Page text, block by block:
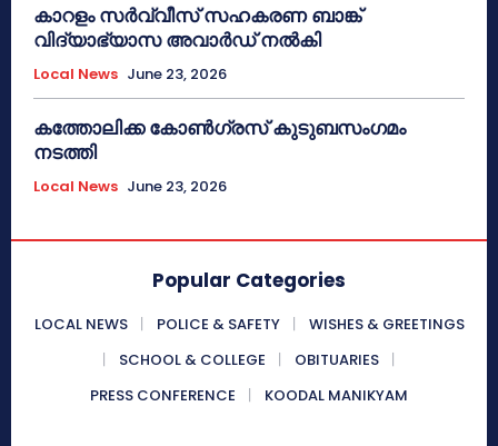
കാറളം സർവ്വീസ് സഹകരണ ബാങ്ക്
വിദ്യാഭ്യാസ അവാർഡ് നൽകി
Local News June 23, 2026
കത്തോലിക്ക കോൺഗ്രസ് കുടുബസംഗമം
നടത്തി
Local News June 23, 2026
Popular Categories
LOCAL NEWS POLICE & SAFETY
WISHES & GREETINGS
SCHOOL & COLLEGE
OBITUARIES
PRESS CONFERENCE
KOODAL MANIKYAM